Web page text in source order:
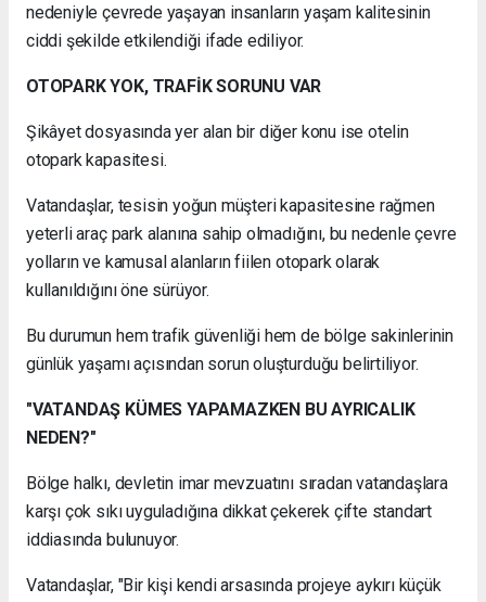
nedeniyle çevrede yaşayan insanların yaşam kalitesinin
ciddi şekilde etkilendiği ifade ediliyor.
OTOPARK YOK, TRAFİK SORUNU VAR
Şikâyet dosyasında yer alan bir diğer konu ise otelin
otopark kapasitesi.
Vatandaşlar, tesisin yoğun müşteri kapasitesine rağmen
yeterli araç park alanına sahip olmadığını, bu nedenle çevre
yolların ve kamusal alanların fiilen otopark olarak
kullanıldığını öne sürüyor.
Bu durumun hem trafik güvenliği hem de bölge sakinlerinin
günlük yaşamı açısından sorun oluşturduğu belirtiliyor.
"VATANDAŞ KÜMES YAPAMAZKEN BU AYRICALIK
NEDEN?"
Bölge halkı, devletin imar mevzuatını sıradan vatandaşlara
karşı çok sıkı uyguladığına dikkat çekerek çifte standart
iddiasında bulunuyor.
Vatandaşlar, "Bir kişi kendi arsasında projeye aykırı küçük